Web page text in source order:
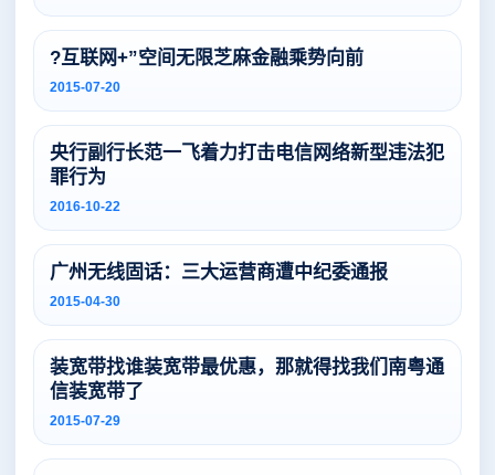
?互联网+”空间无限芝麻金融乘势向前
2015-07-20
央行副行长范一飞着力打击电信网络新型违法犯
罪行为
2016-10-22
广州无线固话：三大运营商遭中纪委通报
2015-04-30
装宽带找谁装宽带最优惠，那就得找我们南粤通
信装宽带了
2015-07-29